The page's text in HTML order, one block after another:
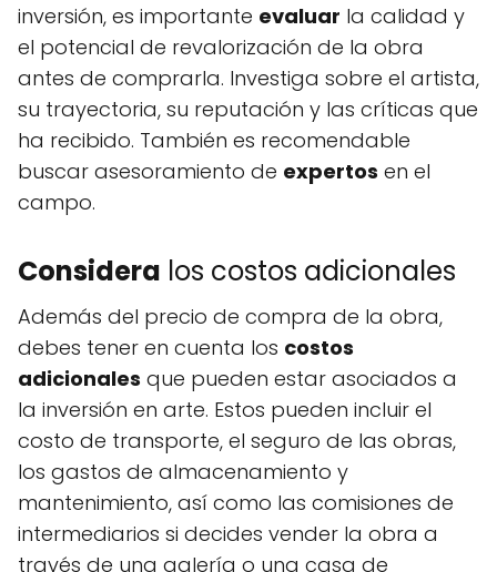
inversión, es importante evaluar la calidad y
el potencial de revalorización de la obra
antes de comprarla. Investiga sobre el artista,
su trayectoria, su reputación y las críticas que
ha recibido. También es recomendable
buscar asesoramiento de expertos en el
campo.
Considera los costos adicionales
Además del precio de compra de la obra,
debes tener en cuenta los costos
adicionales que pueden estar asociados a
la inversión en arte. Estos pueden incluir el
costo de transporte, el seguro de las obras,
los gastos de almacenamiento y
mantenimiento, así como las comisiones de
intermediarios si decides vender la obra a
través de una galería o una casa de